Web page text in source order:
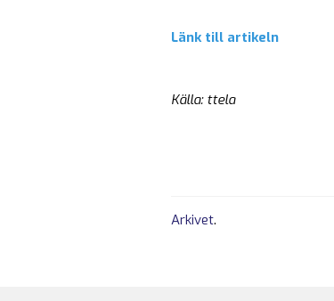
Länk till artikeln
Källa: ttela
Arkivet.